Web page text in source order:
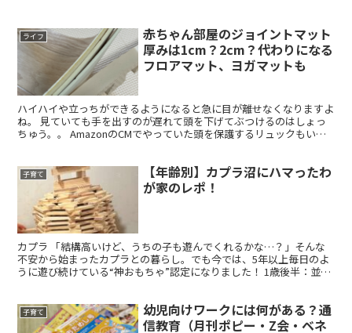
ライフ
赤ちゃん部屋のジョイントマット
厚みは1cm？2cm？代わりになる
フロアマット、ヨガマットも
ハイハイや立っちができるようになると急に目が離せなくなりますよ
ね。 見ていても手を出すのが遅れて頭を下げてぶつけるのはしょっ
ちゅう。。 AmazonのCMでやっていた頭を保護するリュックもいい
子育て
【年齢別】カプラ沼にハマったわ
が家のレポ！
カプラ 「結構高いけど、うちの子も遊んでくれるかな…？」そんな
不安から始まったカプラとの暮らし。でも今では、5年以上毎日のよ
うに遊び続けている“神おもちゃ”認定になりました！ 1歳後半：並べ
子育て
幼児向けワークには何がある？通
信教育（月刊ポピー・Z会・ベネ